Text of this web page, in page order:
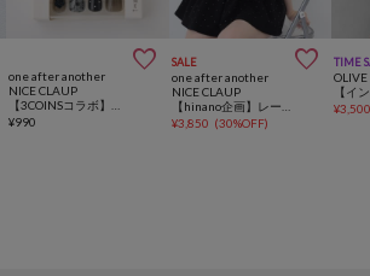

one after another
NICE CLAUP
¥990
SALE 
one after another
NICE CLAUP
¥3,850 (30%OFF)
TIME
¥